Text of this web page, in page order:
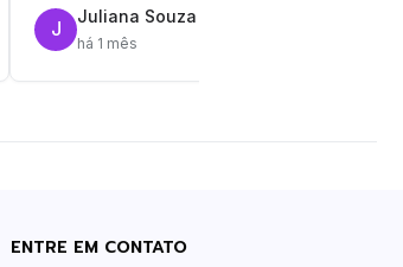
J
Juliana Souza
há 1 mês
ENTRE EM CONTATO